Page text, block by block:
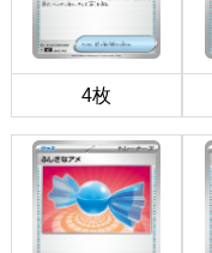
4枚